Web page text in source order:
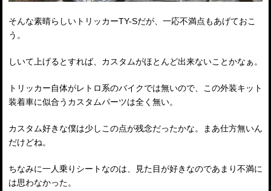
そんな素晴らしいトリッカーTY-Sだが、一応不満点もあげておこ
う。
しいて上げるとすれば、カスタムがほとんど出来ないことかなぁ。
トリッカー自体がレトロ系のバイクでは無いので、この外装キット
装着車に似合うカスタムパーツは全く無い。
カスタム好きな僕は少しこの点が残念だったかな。まあ仕方無いん
だけどね。
ちなみに一人乗りシートなのは、見た目が好きなのであまり不満に
は思わなかった。